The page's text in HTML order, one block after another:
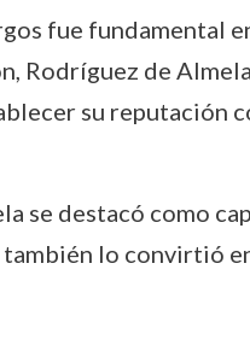
fue fundamental
Rodríguez de
su reputación
se destacó como
lo convirtió